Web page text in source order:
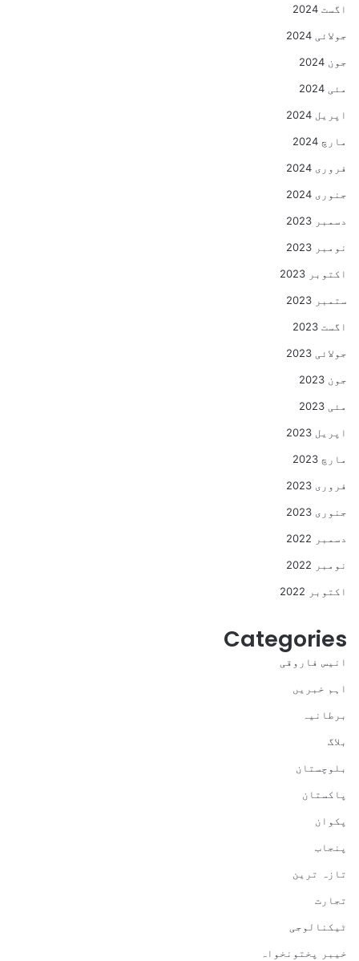
اگست 2024
جولائی 2024
جون 2024
مئی 2024
اپریل 2024
مارچ 2024
فروری 2024
جنوری 2024
دسمبر 2023
نومبر 2023
اکتوبر 2023
ستمبر 2023
اگست 2023
جولائی 2023
جون 2023
مئی 2023
اپریل 2023
مارچ 2023
فروری 2023
جنوری 2023
دسمبر 2022
نومبر 2022
اکتوبر 2022
Categories
انیس فاروقی
اہم خبریں
برطانیہ
بلاگ
بلوچستان
پاکستان
پکوان
پنجاب
تازہ ترین
تجارت
ٹیکنالوجی
خیبر پختونخواہ